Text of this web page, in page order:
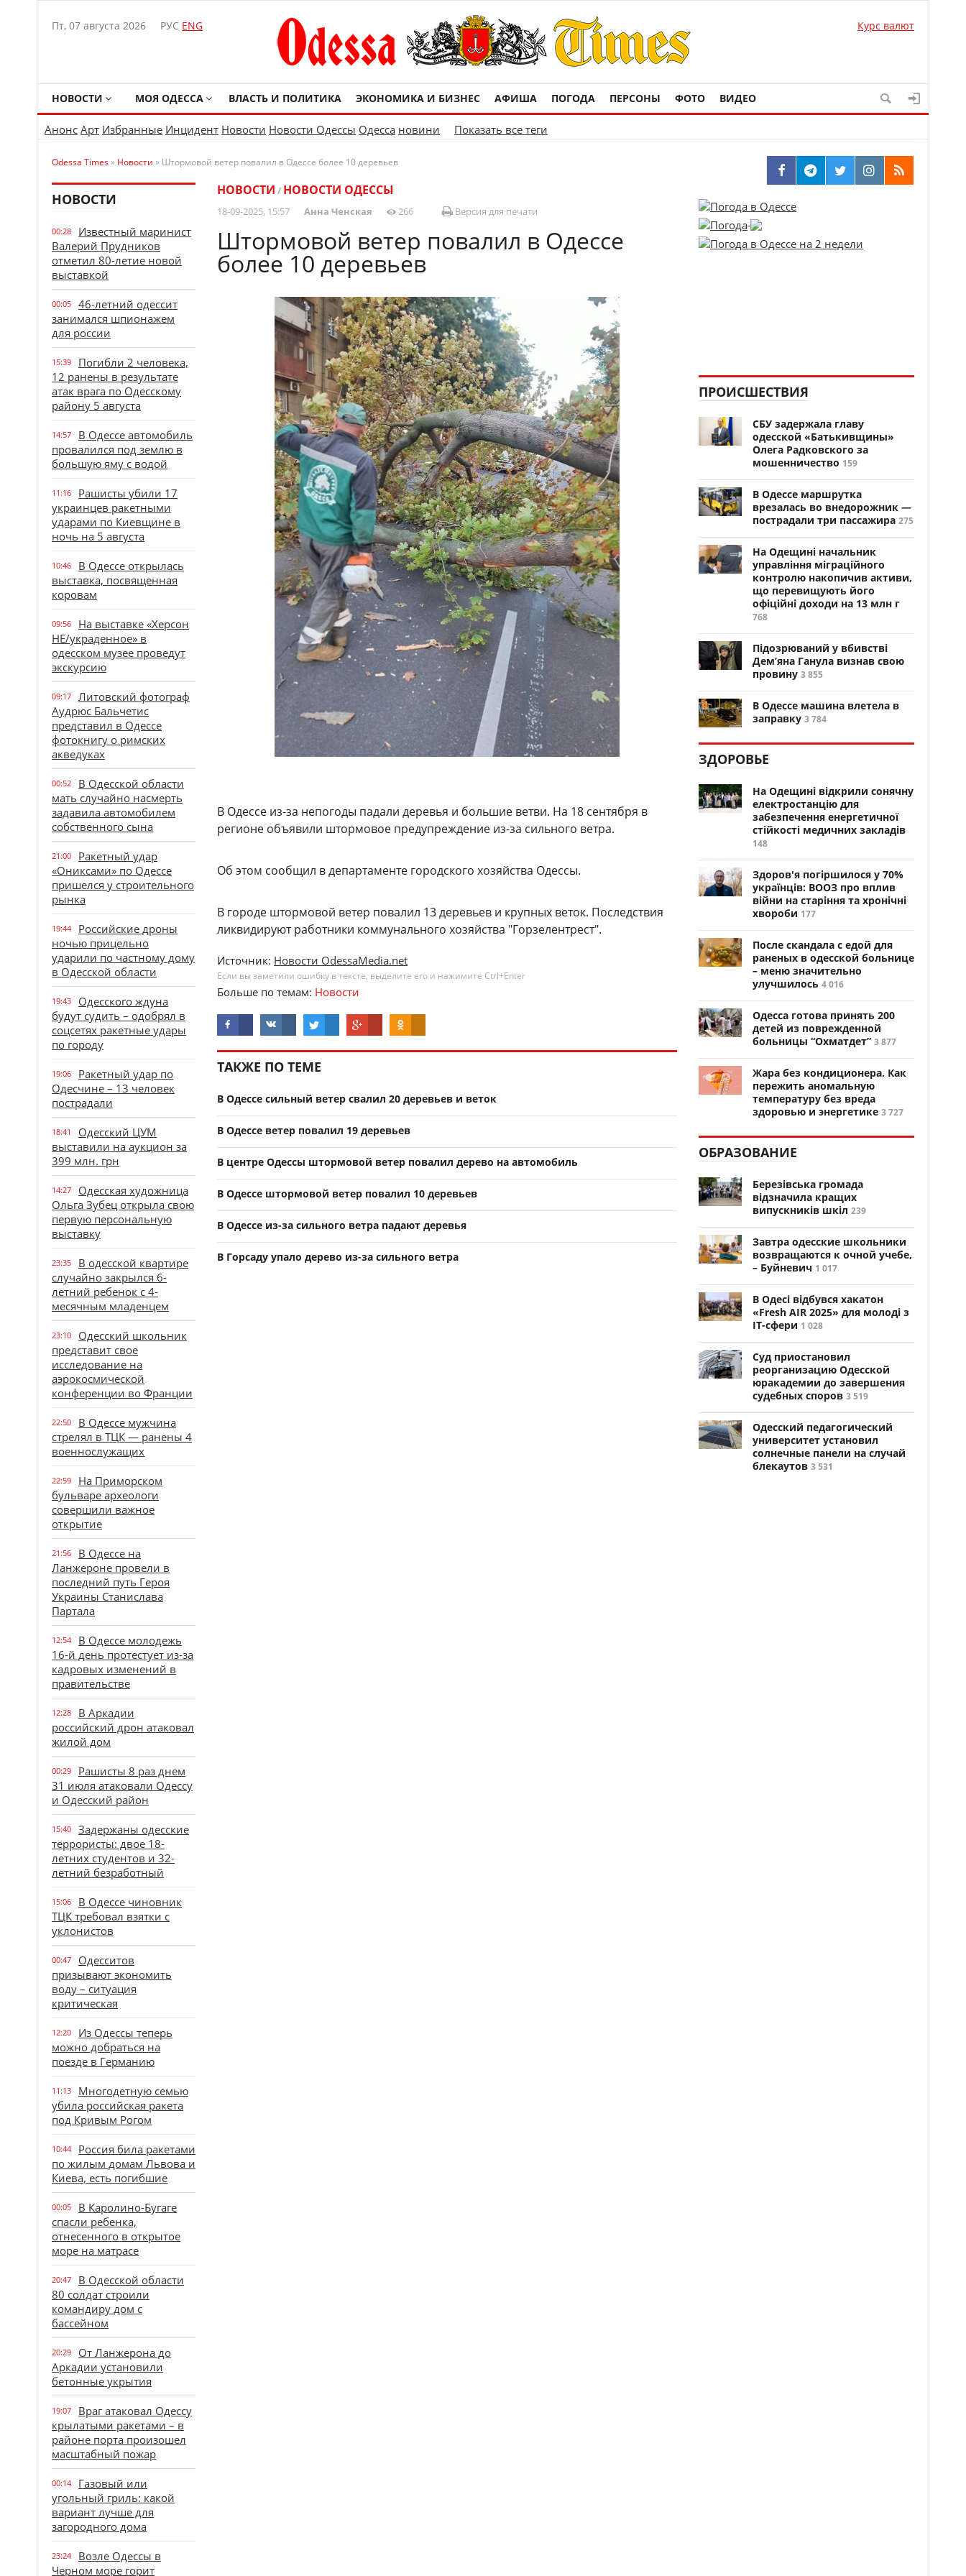
Пт, 07 августа 2026 РУС ENG Курс валют
НОВОСТИ МОЯ ОДЕССА ВЛАСТЬ И ПОЛИТИКА ЭКОНОМИКА И БИЗНЕС АФИША ПОГОДА ПЕРСОНЫ ФОТО ВИДЕО
Анонс Арт Избранные Инцидент Новости Новости Одессы Одесса новини Показать все теги
Odessa Times» Новости » Штормовой ветер повалил в Одессе более 10 деревьев
НОВОСТИ
00:28
Известный маринист
Валерий Прудников
отметил 80-летие новой
выставкой
00:05
46-летний одессит
занимался шпионажем
для россии
15:39
Погибли 2 человека,
12 ранены в результате
атак врага по Одесскому
району 5 августа
14:57
В Одессе автомобиль
провалился под землю в
большую яму с водой
11:16
Рашисты убили 17
украинцев ракетными
ударами по Киевщине в
ночь на 5 августа
10:46
В Одессе открылась
выставка, посвященная
коровам
09:56
На выставке «Херсон
НЕ/украденное» в
одесском музее проведут
экскурсию
09:17
Литовский фотограф
Аудрюс Бальчетис
представил в Одессе
фотокнигу о римских
акведуках
00:52
В Одесской области
мать случайно насмерть
задавила автомобилем
собственного сына
21:00
Ракетный удар
«Ониксами» по Одессе
пришелся у строительного
рынка
19:44
Российские дроны
ночью прицельно
ударили по частному дому
в Одесской области
19:43
Одесского ждуна
будут судить – одобрял в
соцсетях ракетные удары
по городу
19:06
Ракетный удар по
Одесчине – 13 человек
пострадали
18:41
Одесский ЦУМ
выставили на аукцион за
399 млн. грн
14:27
Одесская художница
Ольга Зубец открыла свою
первую персональную
выставку
23:35
В одесской квартире
случайно закрылся 6-
летний ребенок с 4-
месячным младенцем
23:10
Одесский школьник
представит свое
исследование на
аэрокосмической
конференции во Франции
22:50
В Одессе мужчина
стрелял в ТЦК — ранены 4
военнослужащих
22:59
На Приморском
бульваре археологи
совершили важное
открытие
21:56
В Одессе на
Ланжероне провели в
последний путь Героя
Украины Станислава
Партала
12:54
В Одессе молодежь
16-й день протестует из-за
кадровых изменений в
правительстве
12:28
В Аркадии
российский дрон атаковал
жилой дом
00:29
Рашисты 8 раз днем
31 июля атаковали Одессу
и Одесский район
15:40
Задержаны одесские
террористы: двое 18-
летних студентов и 32-
летний безработный
15:06
В Одессе чиновник
ТЦК требовал взятки с
уклонистов
00:47
Одесситов
призывают экономить
воду – ситуация
критическая
12:20
Из Одессы теперь
можно добраться на
поезде в Германию
11:13
Многодетную семью
убила российская ракета
под Кривым Рогом
10:44
Россия била ракетами
по жилым домам Львова и
Киева, есть погибшие
00:05
В Каролино-Бугаге
спасли ребенка,
отнесенного в открытое
море на матрасе
20:47
В Одесской области
80 солдат строили
командиру дом с
бассейном
20:29
От Ланжерона до
Аркадии установили
бетонные укрытия
19:07
Враг атаковал Одессу
крылатыми ракетами – в
районе порта произошел
масштабный пожар
00:14
Газовый или
угольный гриль: какой
вариант лучше для
загородного дома
23:24
Возле Одессы в
Черном море горит
НОВОСТИ / НОВОСТИ ОДЕССЫ
18-09-2025, 15:57 Анна Ченская 266 Версия для печати
Штормовой ветер повалил в Одессе
более 10 деревьев
В Одессе из-за непогоды падали деревья и большие ветви. На 18 сентября в
регионе объявили штормовое предупреждение из-за сильного ветра.
Об этом сообщил в департаменте городского хозяйства Одессы.
В городе штормовой ветер повалил 13 деревьев и крупных веток. Последствия
ликвидируют работники коммунального хозяйства "Горзелентрест".
Источник: Новости OdessaMedia.net
Если вы заметили ошибку в тексте, выделите его и нажимите Ctrl+Enter
Больше по темам: Новости
ТАКЖЕ ПО ТЕМЕ
В Одессе сильный ветер свалил 20 деревьев и веток
В Одессе ветер повалил 19 деревьев
В центре Одессы штормовой ветер повалил дерево на автомобиль
В Одессе штормовой ветер повалил 10 деревьев
В Одессе из-за сильного ветра падают деревья
В Горсаду упало дерево из-за сильного ветра
ПРОИСШЕСТВИЯ
СБУ задержала главу
одесской «Батькивщины»
Олега Радковского за
мошенничество 159
В Одессе маршрутка
врезалась во внедорожник —
пострадали три пассажира 275
На Одещині начальник
управління міграційного
контролю накопичив активи,
що перевищують його
офіційні доходи на 13 млн г
768
Підозрюваний у вбивстві
Дем’яна Ганула визнав свою
провину 3 855
В Одессе машина влетела в
заправку 3 784
ЗДОРОВЬЕ
На Одещині відкрили сонячну
електростанцію для
забезпечення енергетичної
стійкості медичних закладів
148
Здоров'я погіршилося у 70%
українців: ВООЗ про вплив
війни на старіння та хронічні
хвороби 177
После скандала с едой для
раненых в одесской больнице
– меню значительно
улучшилось 4 016
Одесса готова принять 200
детей из поврежденной
больницы “Охматдет” 3 877
Жара без кондиционера. Как
пережить аномальную
температуру без вреда
здоровью и энергетике 3 727
ОБРАЗОВАНИЕ
Березівська громада
відзначила кращих
випускників шкіл 239
Завтра одесские школьники
возвращаются к очной учебе,
– Буйневич 1 017
В Одесі відбувся хакатон
«Fresh AIR 2025» для молоді з
ІТ-сфери 1 028
Суд приостановил
реорганизацию Одесской
юракадемии до завершения
судебных споров 3 519
Одесский педагогический
университет установил
солнечные панели на случай
блекаутов 3 531